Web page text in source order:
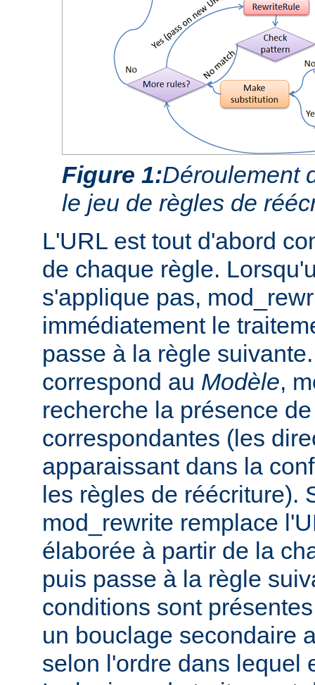
Figure 1:Déroulement
le jeu de règles de
L'URL est tout d'abord
de chaque règle.
s'applique pas,
immédiatement le
passe à la règle
correspond au Modèle,
recherche la présence
correspondantes (les
apparaissant dans la
les règles de réécriture).
mod_rewrite remplace
élaborée à partir de la
puis passe à la règle
conditions sont
un bouclage secondaire
selon l'ordre dans lequel